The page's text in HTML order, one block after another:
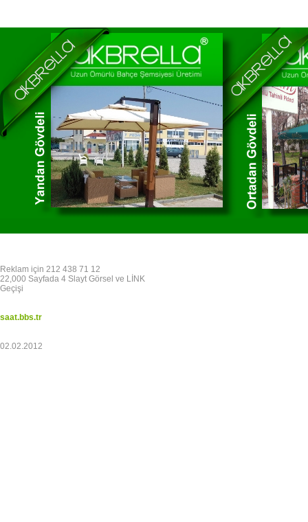
Reklam için 212 438 71 12
22,000 Sayfada 4 Slayt Görsel ve LİNK
Geçişi
saat.bbs.tr
02.02.2012